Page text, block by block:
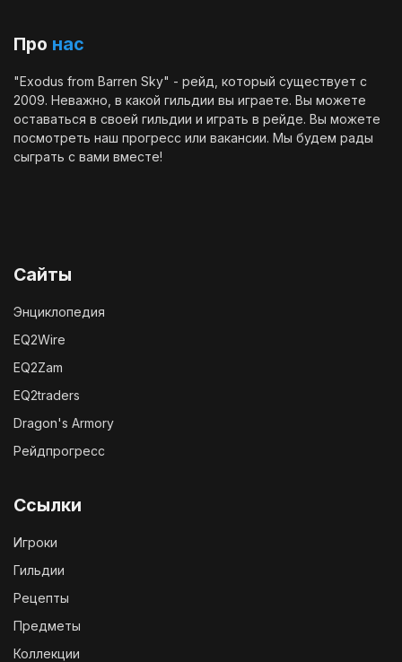
Про нас
"Exodus from Barren Sky" - рейд, который существует с
2009. Неважно, в какой гильдии вы играете. Вы можете
оставаться в своей гильдии и играть в рейде. Вы можете
посмотреть наш прогресс или вакансии. Мы будем рады
сыграть с вами вместе!
Сайты
Энциклопедия
EQ2Wire
EQ2Zam
EQ2traders
Dragon's Armory
Рейдпрогресс
Ссылки
Игроки
Гильдии
Рецепты
Предметы
Коллекции